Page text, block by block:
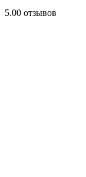
5.00 отзывов